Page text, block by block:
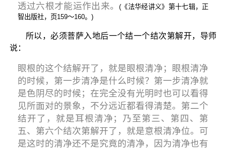
透过六根才能运作出来。(《法华经讲义》第十七辑，正
智出版社，页159～160。)
所以，必须菩萨入地后一个结一个结次第解开，导师
说：
眼根的这个结解开了，就是眼根清净；眼根清净
的时候，第一步清净是什么时候？第一步清净就
是色阴尽的时候；在完全没有光明时也可以看得
见所面对的景象，不分远近都看得清楚。第二个
结开了，就是耳根清净；乃至第三、第四、第
五、第六个结次第解开了，就是意根清净位。可
是这时的清净还不是究竟的清净，因为清净也有